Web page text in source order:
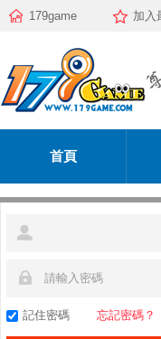
179game 加入
首頁
記住密碼 忘記密碼？